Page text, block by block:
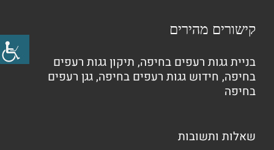
קישורים מהירים
בניית גגות רעפים בחיפה, תיקון גגות רעפים
בחיפה, חידוש גגות רעפים בחיפה,גגן רעפים
בחיפה
שאלות ותשובות